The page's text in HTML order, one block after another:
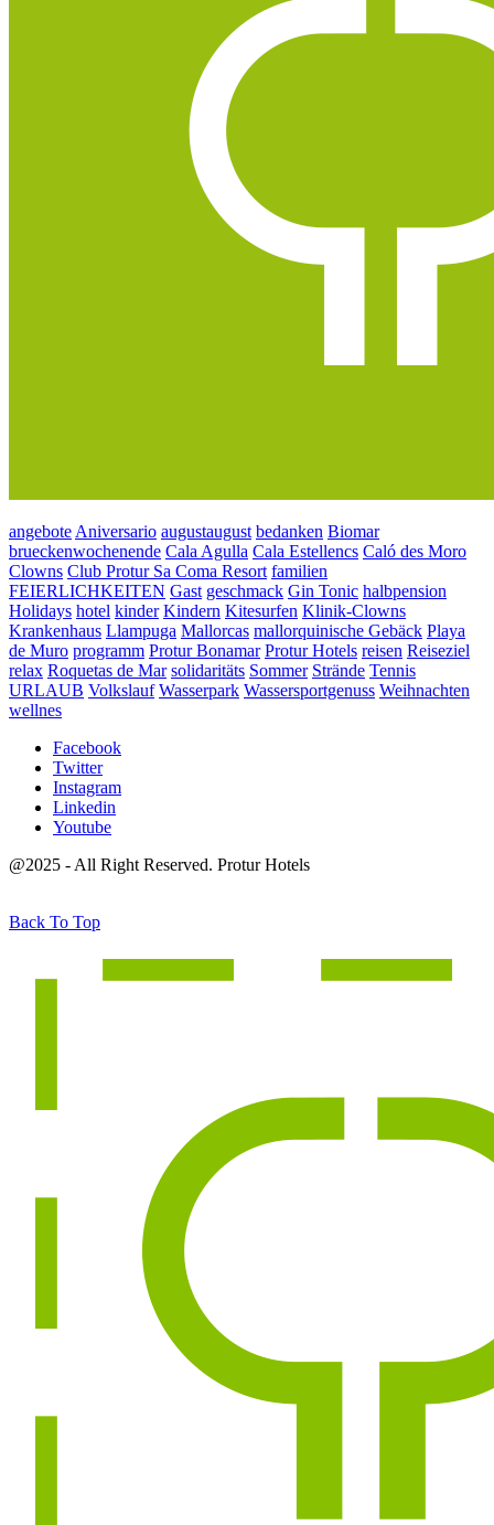
angebote Aniversario augustaugust bedanken Biomar
brueckenwochenende Cala Agulla Cala Estellencs Caló des Moro
Clowns Club Protur Sa Coma Resort familien
FEIERLICHKEITEN Gast geschmack Gin Tonic halbpension
Holidays hotel kinder Kindern Kitesurfen Klinik-Clowns
Krankenhaus Llampuga Mallorcas mallorquinische Gebäck Playa
de Muro programm Protur Bonamar Protur Hotels reisen Reiseziel
relax Roquetas de Mar solidaritäts Sommer Strände Tennis
URLAUB Volkslauf Wasserpark Wassersportgenuss Weihnachten
wellnes
Facebook
Twitter
Instagram
Linkedin
Youtube
@2025 - All Right Reserved. Protur Hotels
Back To Top